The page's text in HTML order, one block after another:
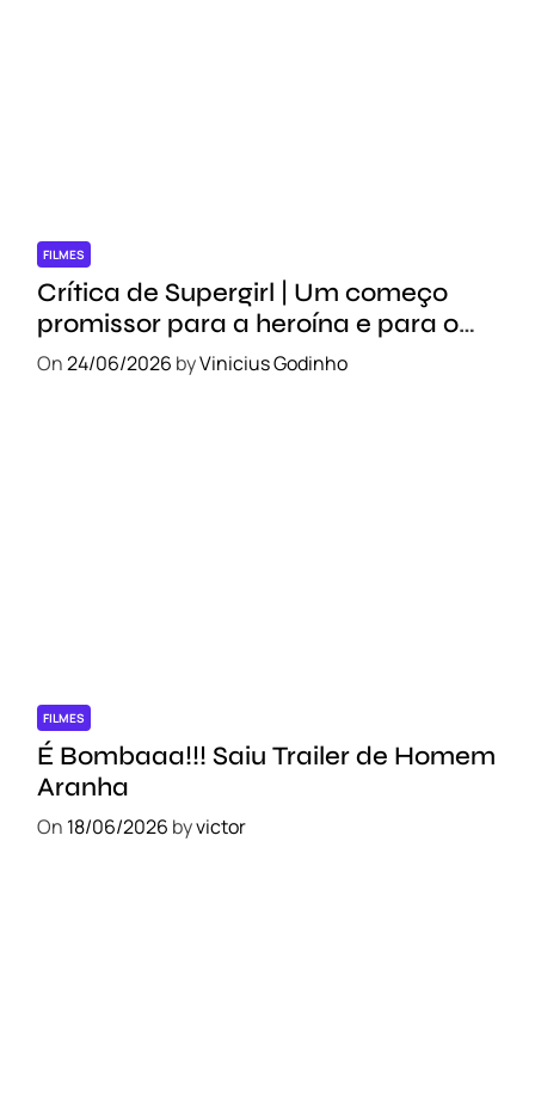
FILMES
Crítica de Supergirl | Um começo
promissor para a heroína e para o
novo DCU
On24/06/2026 byVinicius Godinho
FILMES
É Bombaaa!!! Saiu Trailer de Homem
Aranha
On 18/06/2026 byvictor